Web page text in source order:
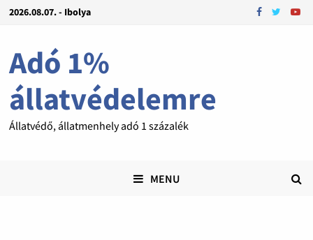
2026.08.07. - Ibolya
Adó 1%
állatvédelemre
Állatvédő, állatmenhely adó 1 százalék
MENU